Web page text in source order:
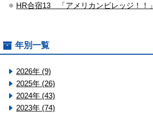
HR合宿13 「アメリカンビレッジ！！」
年別一覧
2026年 (9)
2025年 (26)
2024年 (43)
2023年 (74)